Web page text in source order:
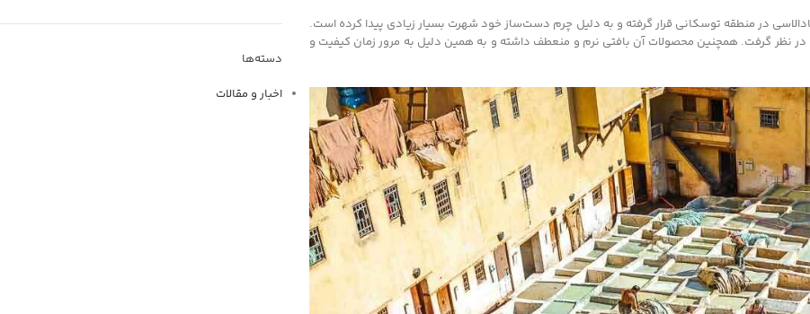
در منطقه توسکانی قرار گرفته و به دلیل چرم دست‌ساز خود شهرت بسیار زیادی پیدا کرده است.
در نظر گرفت. همچنین محصولات آن بافتی نرم و منعطف داشته و به همین دلیل به مرور زمان کیفیت و
دسته‌ها
اخبار و مقالات